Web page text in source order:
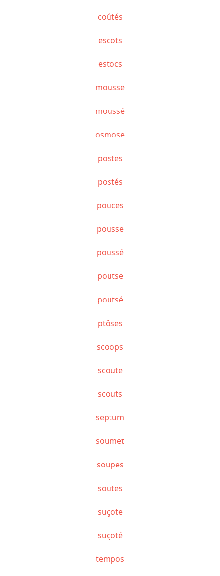
coûtés
escots
estocs
mousse
moussé
osmose
postes
postés
pouces
pousse
poussé
poutse
poutsé
ptôses
scoops
scoute
scouts
septum
soumet
soupes
soutes
suçote
suçoté
tempos